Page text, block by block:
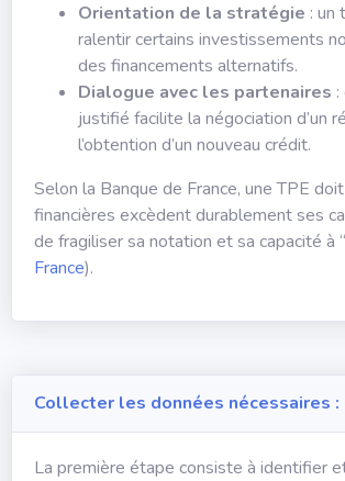
Orientation de la stratégie : un
ralentir certains investissements
des financements alternatifs.
Dialogue avec les partenaires
justifié facilite la négociation d’un
l’obtention d’un nouveau crédit.
Selon la Banque de France, une TPE
financières excèdent durablement ses
de fragiliser sa notation et sa capacité à
France).
Collecter les données nécessaires :
La première étape consiste à identifier